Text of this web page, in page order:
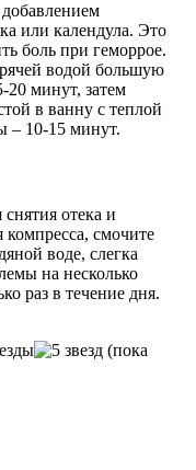
или календула. Это
боль при геморрое.
водой большую
20 минут, затем
в ванну с теплой
– 10-15 минут.
отека и
смочите
воде, слегка
на несколько
раз в течение дня.
(пока